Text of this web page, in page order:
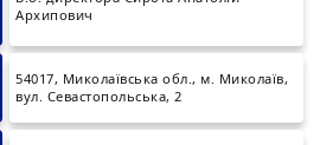
Архипович
54017, Миколаївська обл., м. Миколаїв,
вул. Севастопольська, 2